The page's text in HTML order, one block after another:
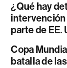
¿Qué hay
intervención
parte de EE.
Copa
batalla de